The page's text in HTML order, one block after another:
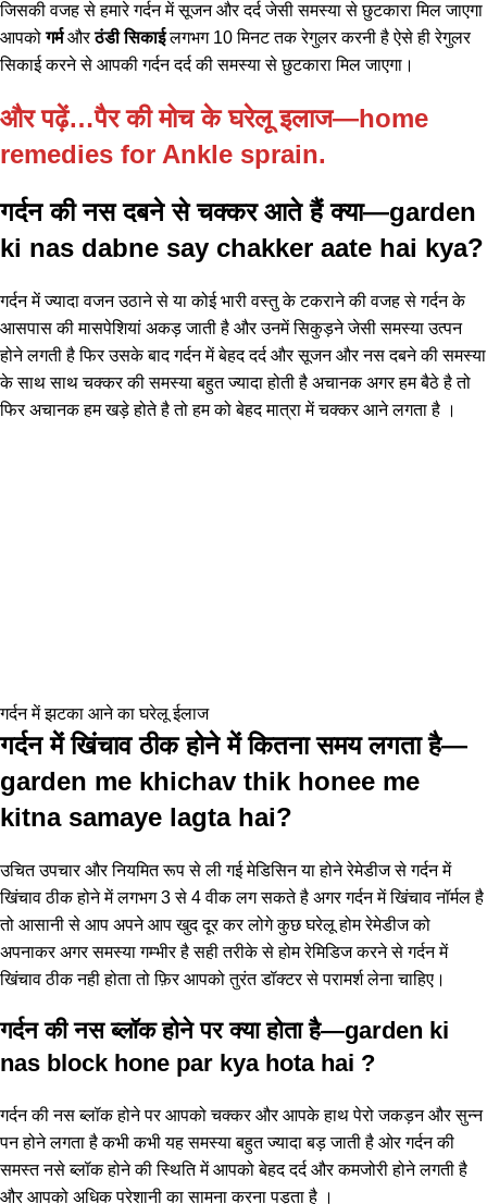
जिसकी वजह से हमारे गर्दन में सूजन और दर्द जेसी समस्या से छुटकारा मिल जाएगा
आपकोगर्मऔरठंडी सिकाईलगभग 10 मिनट तक रेगुलर करनी है ऐसे ही रेगुलर
सिकाई करने से आपकी गर्दन दर्द की समस्या से छुटकारा मिल जाएगा।
और पढ़ें…पैर की मोच के घरेलू इलाज—home
remedies for Ankle sprain.
गर्दन की नस दबने से चक्कर आते हैं क्या—garden
ki nas dabne say chakker aate hai kya?
गर्दन में ज्यादा वजन उठाने से या कोई भारी वस्तु के टकराने की वजह से गर्दन के
आसपास की मासपेशियां अकड़ जाती है और उनमें सिकुड़ने जेसी समस्या उत्पन
होने लगती है फिर उसके बाद गर्दन में बेहद दर्द और सूजन और नस दबने की समस्या
के साथ साथ चक्कर की समस्या बहुत ज्यादा होती है अचानक अगर हम बैठे है तो
फिर अचानक हम खड़े होते है तो हम को बेहद मात्रा में चक्कर आने लगता है ।
गर्दन में झटका आने का घरेलू ईलाज
गर्दन में खिंचाव ठीक होने में कितना समय लगता है—
garden me khichav thik honee me
kitna samaye lagta hai?
उचित उपचार और नियमित रूप से ली गई मेडिसिन या होने रेमेडीज से गर्दन में
खिंचाव ठीक होने में लगभग 3 से 4 वीक लग सकते है अगर गर्दन में खिंचाव नॉर्मल है
तो आसानी से आप अपने आप खुद दूर कर लोगे कुछ घरेलू होम रेमेडीज को
अपनाकर अगर समस्या गम्भीर है सही तरीके से होम रेमिडिज करने से गर्दन में
खिंचाव ठीक नही होता तो फ़िर आपको तुरंत डॉक्टर से परामर्श लेना चाहिए।
गर्दन की नस ब्लॉक होने पर क्या होता है—garden ki
nas block hone par kya hota hai ?
गर्दन की नस ब्लॉक होने पर आपको चक्कर और आपके हाथ पेरो जकड़न और सुन्न
पन होने लगता है कभी कभी यह समस्या बहुत ज्यादा बड़ जाती है ओर गर्दन की
समस्त नसे ब्लॉक होने की स्थिति में आपको बेहद दर्द और कमजोरी होने लगती है
और आपको अधिक परेशानी का सामना करना पड़ता है ।